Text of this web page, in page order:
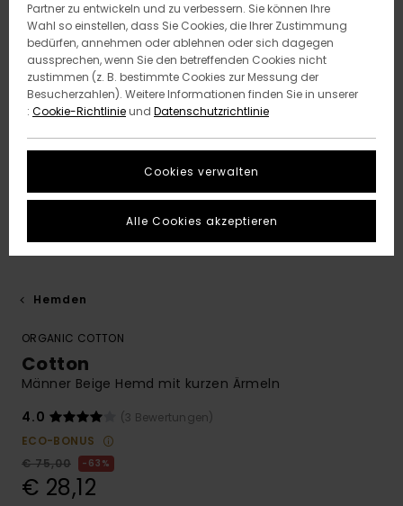
Hemden
ORGANIC COTTON
Cotton
Männer Beige Hemd mit kurzen Ärmeln
4.0
(3 Bewertungen)
ECO-BONUS
€ 75,00
63%
€ 28,12
Partner zu entwickeln und zu verbessern. Sie können Ihre
Wahl so einstellen, dass Sie Cookies, die Ihrer Zustimmung
bedürfen, annehmen oder ablehnen oder sich dagegen
aussprechen, wenn Sie den betreffenden Cookies nicht
zustimmen (z. B. bestimmte Cookies zur Messung der
Besucherzahlen). Weitere Informationen finden Sie in unserer
: Cookie-Richtlinieund Datenschutzrichtlinie
Cookies verwalten
Alle Cookies akzeptieren